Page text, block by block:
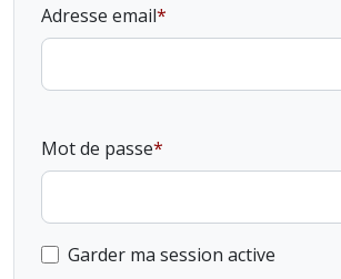
Adresse email
Mot de passe
Garder ma session active